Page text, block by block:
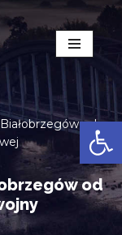
od
od